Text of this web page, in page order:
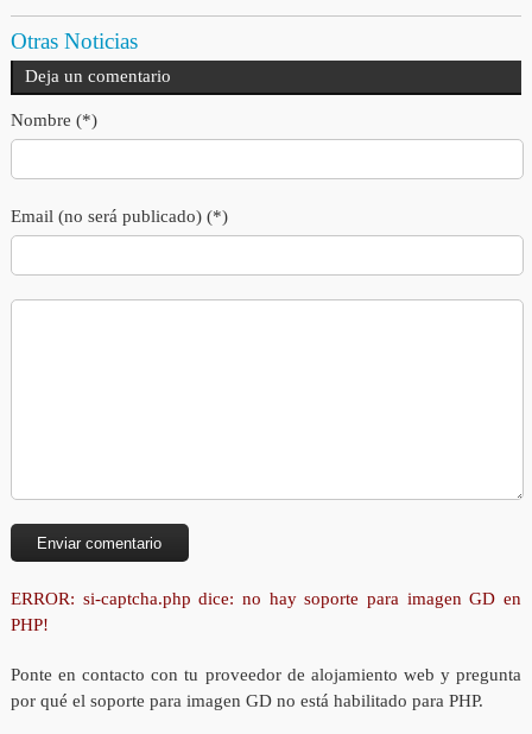
Otras Noticias
Deja un comentario
Nombre (*)
Email (no será publicado) (*)
ERROR: si-captcha.php dice: no hay soporte para imagen GD en
PHP!
Ponte en contacto con tu proveedor de alojamiento web y pregunta
por qué el soporte para imagen GD no está habilitado para PHP.